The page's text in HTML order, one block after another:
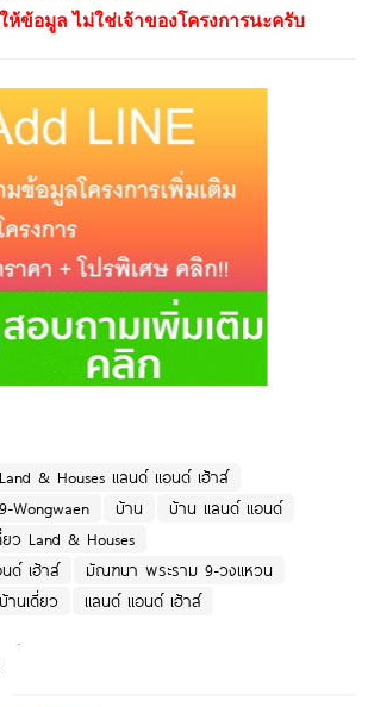
ห้ข้อมูล ไม่ใช่เจ้าของโครงการนะครับ
Land & Houses แลนด์ แอนด์ เฮ้าส์
Wongwaen
บ้าน
บ้าน แลนด์ แอนด์
ยว Land & Houses
ด์ เฮ้าส์
มัณฑนา พระราม 9-วงแหวน
านเดี่ยว แลนด์ แอนด์ เฮ้าส์